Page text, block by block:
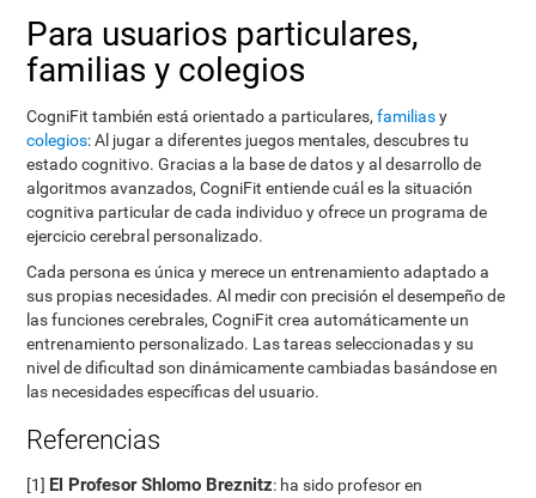
Para usuarios particulares,
familias y colegios
CogniFit también está orientado a particulares,familiasy
colegios: Al jugar a diferentes juegos mentales, descubres tu
estado cognitivo. Gracias a la base de datos y al desarrollo de
algoritmos avanzados, CogniFit entiende cuál es la situación
cognitiva particular de cada individuo y ofrece un programa de
ejercicio cerebral personalizado.
Cada persona es única y merece un entrenamiento adaptado a
sus propias necesidades. Al medir con precisión el desempeño de
las funciones cerebrales, CogniFit crea automáticamente un
entrenamiento personalizado. Las tareas seleccionadas y su
nivel de dificultad son dinámicamente cambiadas basándose en
las necesidades específicas del usuario.
Referencias
[1] El Profesor Shlomo Breznitz: ha sido profesor en